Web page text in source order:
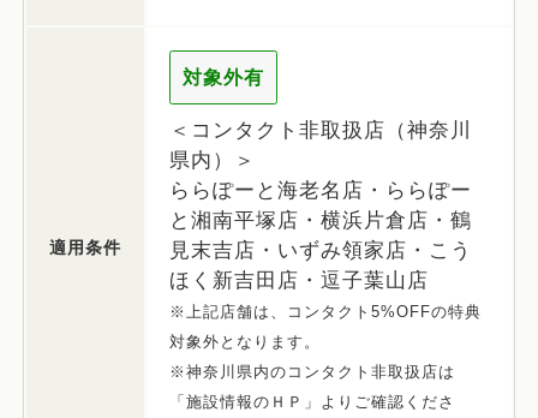
適用条件
対象外有
＜コンタクト非取扱店（神奈川
県内）＞
ららぽーと海老名店・ららぽー
と湘南平塚店・横浜片倉店・鶴
見末吉店・いずみ領家店・こう
ほく新吉田店・逗子葉山店
※上記店舗は、コンタクト5%OFFの特典
対象外となります。
※神奈川県内のコンタクト非取扱店は
「施設情報のＨＰ」よりご確認くださ